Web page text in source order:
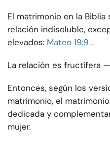
El matrimonio en la
relación indisoluble,
elevados: Mateo 19:9 .
La relación es fructífera —
Entonces, según los
matrimonio, el
dedicada y
mujer.